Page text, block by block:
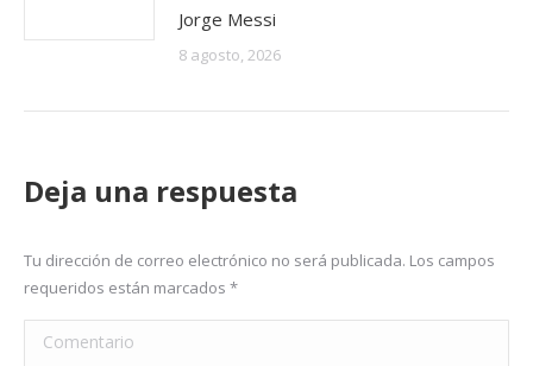
Jorge Messi
8 agosto, 2026
Deja una respuesta
Tu dirección de correo electrónico no será publicada. Los campos
requeridos están marcados *
Comentario